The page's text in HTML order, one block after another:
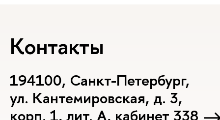
Контакты
194100, Санкт-Петербург,
ул. Кантемировская, д. 3,
корп. 1, лит. А, кабинет 338